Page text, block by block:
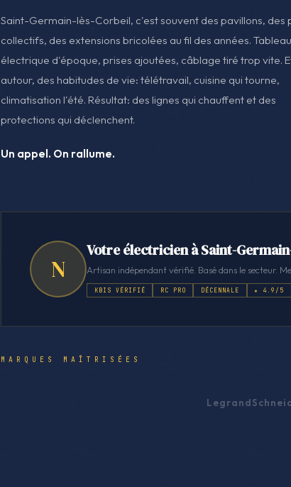
Saint-Germain-lès-Corbeil, c'est souvent des pavillons, des
collectifs, des extensions bricolées au fil des années. Tableau
électrique d'époque, prises ajoutées, câblage tiré trop vite.
autour, des habitudes de vie: télétravail, cuisine qui tourne,
climatisation l'été. Résultat: des lignes qui chauffent et des
protections qui déclenchent.
Un appel. On rallume.
N
Votre électricien à Saint-
Artisan indépendant vérifié. Basé dans le secteur.
KBIS VÉRIFIÉ RC PRO DÉCENNALE ★ 4.9/5
MARQUES MAÎTRISÉES
Legrand